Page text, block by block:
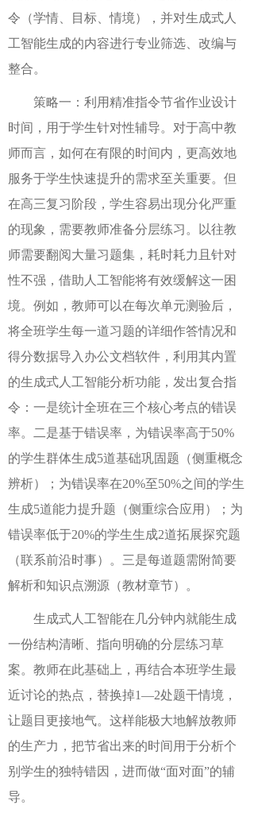
令（学情、目标、情境），并对生成式人
工智能生成的内容进行专业筛选、改编与
整合。
策略一：利用精准指令节省作业设计
时间，用于学生针对性辅导。对于高中教
师而言，如何在有限的时间内，更高效地
服务于学生快速提升的需求至关重要。但
在高三复习阶段，学生容易出现分化严重
的现象，需要教师准备分层练习。以往教
师需要翻阅大量习题集，耗时耗力且针对
性不强，借助人工智能将有效缓解这一困
境。例如，教师可以在每次单元测验后，
将全班学生每一道习题的详细作答情况和
得分数据导入办公文档软件，利用其内置
的生成式人工智能分析功能，发出复合指
令：一是统计全班在三个核心考点的错误
率。二是基于错误率，为错误率高于50%
的学生群体生成5道基础巩固题（侧重概念
辨析）；为错误率在20%至50%之间的学生
生成5道能力提升题（侧重综合应用）；为
错误率低于20%的学生生成2道拓展探究题
（联系前沿时事）。三是每道题需附简要
解析和知识点溯源（教材章节）。
生成式人工智能在几分钟内就能生成
一份结构清晰、指向明确的分层练习草
案。教师在此基础上，再结合本班学生最
近讨论的热点，替换掉1—2处题干情境，
让题目更接地气。这样能极大地解放教师
的生产力，把节省出来的时间用于分析个
别学生的独特错因，进而做“面对面”的辅
导。